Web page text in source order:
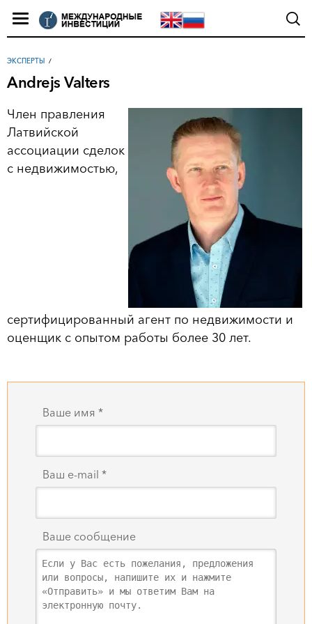
ЭКСПЕРТЫ
Andrejs Valters
Член правления
Латвийской
ассоциации сделок
с недвижимостью,
сертифицированный агент по недвижимости и
оценщик с опытом работы более 30 лет.
Ваше имя *
Ваш e-mail *
Ваше сообщение